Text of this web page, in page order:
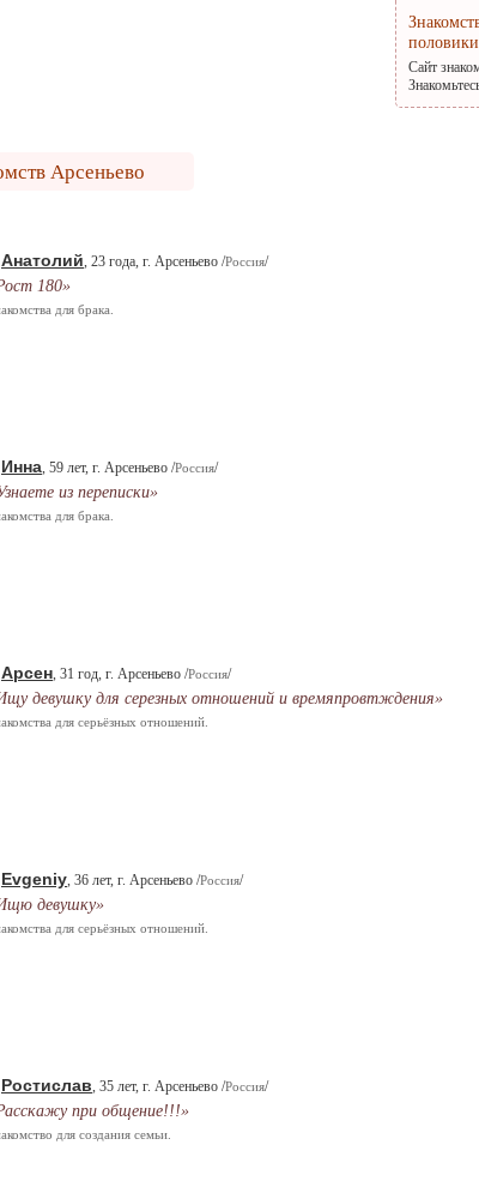
половики
Сайт
Арсеньево
Анатолий, 23 года, г. Арсеньево /Россия/
180»
для брака.
Инна, 59 лет, г. Арсеньево /Россия/
из переписки»
для брака.
Арсен, 31 год, г. Арсеньево /Россия/
девушку для серезных отношений и времяпровтждения»
для серьёзных отношений.
Evgeniy, 36 лет, г. Арсеньево /Россия/
девушку»
для серьёзных отношений.
Ростислав, 35 лет, г. Арсеньево /Россия/
при общение!!!»
для создания семьи.